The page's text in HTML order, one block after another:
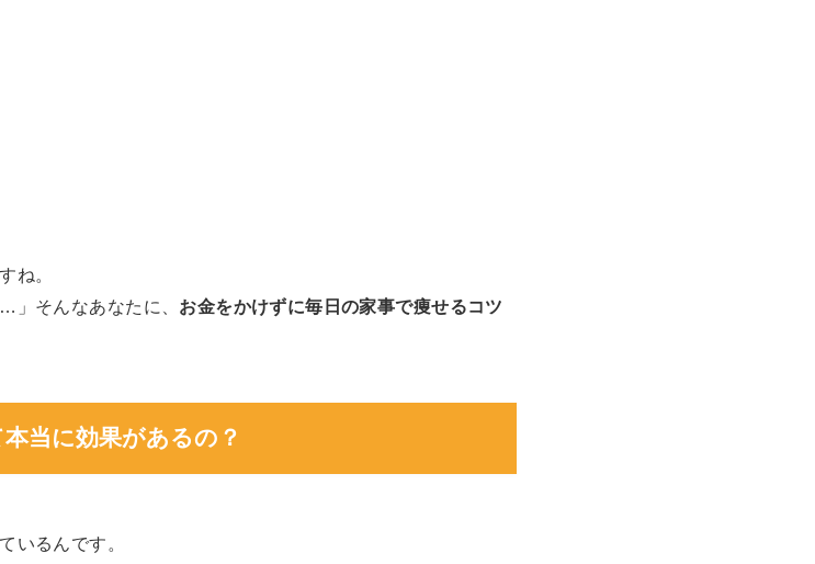
ね。
」そんなあなたに、 お金をかけずに毎日の家事で痩せるコツ
当に効果があるの？
いるんです。